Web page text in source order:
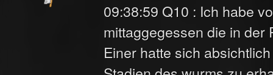
09:38:59 Q10 : Ich habe
mittaggegessen die in der
Einer hatte sich